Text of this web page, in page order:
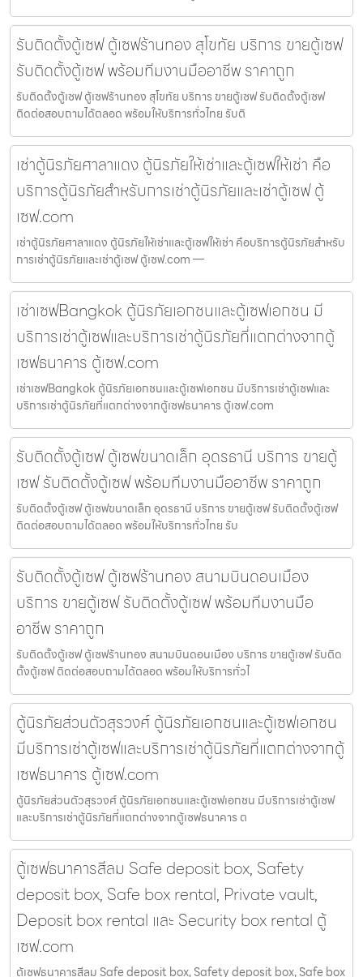
รับติดตั้งตู้เซฟ ตู้เซฟร้านทอง สุโขทัย บริการ ขายตู้เซฟ
รับติดตั้งตู้เซฟ พร้อมทีมงานมืออาชีพ ราคาถูก
รับติดตั้งตู้เซฟ ตู้เซฟร้านทอง สุโขทัย บริการ ขายตู้เซฟ รับติดตั้งตู้เซฟ
ติดต่อสอบถามได้ตลอด พร้อมให้บริการทั่วไทย รับติ
เช่าตู้นิรภัยศาลาแดง ตู้นิรภัยให้เช่าและตู้เซฟให้เช่า คือ
บริการตู้นิรภัยสำหรับการเช่าตู้นิรภัยและเช่าตู้เซฟ ตู้
เซฟ.com
เช่าตู้นิรภัยศาลาแดง ตู้นิรภัยให้เช่าและตู้เซฟให้เช่า คือบริการตู้นิรภัยสำหรับ
การเช่าตู้นิรภัยและเช่าตู้เซฟ ตู้เซฟ.com —
เช่าเซฟBangkok ตู้นิรภัยเอกชนและตู้เซฟเอกชน มี
บริการเช่าตู้เซฟและบริการเช่าตู้นิรภัยที่แตกต่างจากตู้
เซฟธนาคาร ตู้เซฟ.com
เช่าเซฟBangkok ตู้นิรภัยเอกชนและตู้เซฟเอกชน มีบริการเช่าตู้เซฟและ
บริการเช่าตู้นิรภัยที่แตกต่างจากตู้เซฟธนาคาร ตู้เซฟ.com
รับติดตั้งตู้เซฟ ตู้เซฟขนาดเล็ก อุดรธานี บริการ ขายตู้
เซฟ รับติดตั้งตู้เซฟ พร้อมทีมงานมืออาชีพ ราคาถูก
รับติดตั้งตู้เซฟ ตู้เซฟขนาดเล็ก อุดรธานี บริการ ขายตู้เซฟ รับติดตั้งตู้เซฟ
ติดต่อสอบถามได้ตลอด พร้อมให้บริการทั่วไทย รับ
รับติดตั้งตู้เซฟ ตู้เซฟร้านทอง สนามบินดอนเมือง
บริการ ขายตู้เซฟ รับติดตั้งตู้เซฟ พร้อมทีมงานมือ
อาชีพ ราคาถูก
รับติดตั้งตู้เซฟ ตู้เซฟร้านทอง สนามบินดอนเมือง บริการ ขายตู้เซฟ รับติด
ตั้งตู้เซฟ ติดต่อสอบถามได้ตลอด พร้อมให้บริการทั่วไ
ตู้นิรภัยส่วนตัวสุรวงศ์ ตู้นิรภัยเอกชนและตู้เซฟเอกชน
มีบริการเช่าตู้เซฟและบริการเช่าตู้นิรภัยที่แตกต่างจากตู้
เซฟธนาคาร ตู้เซฟ.com
ตู้นิรภัยส่วนตัวสุรวงศ์ ตู้นิรภัยเอกชนและตู้เซฟเอกชน มีบริการเช่าตู้เซฟ
และบริการเช่าตู้นิรภัยที่แตกต่างจากตู้เซฟธนาคาร ต
ตู้เซฟธนาคารสีลม Safe deposit box, Safety
deposit box, Safe box rental, Private vault,
Deposit box rental และ Security box rental ตู้
เซฟ.com
ตู้เซฟธนาคารสีลม Safe deposit box, Safety deposit box, Safe box